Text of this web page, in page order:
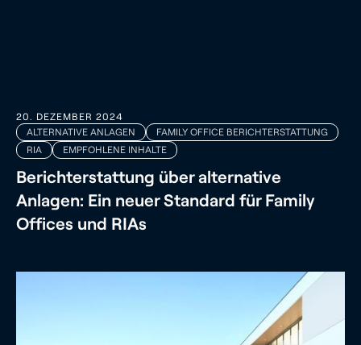
20. DEZEMBER 2024
ALTERNATIVE ANLAGEN
FAMILY OFFICE BERICHTERSTATTUNG
RIA
EMPFOHLENE INHALTE
Berichterstattung über alternative
Anlagen: Ein neuer Standard für Family
Offices und RIAs